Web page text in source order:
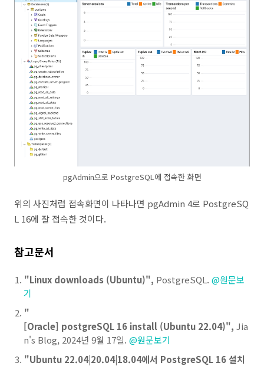
pgAdmin으로 PostgreSQL에 접속한 화면
위의 사진처럼 접속화면이 나타나면 pgAdmin 4로 PostgreSQ
L 16에 잘 접속한 것이다.
참고문서
"Linux downloads (Ubuntu)", PostgreSQL. @원문보
기
"
[Oracle] postgreSQL 16 install (Ubuntu 22.04)", Jia
n's Blog, 2024년 9월 17일. @원문보기
"Ubuntu 22.04|20.04|18.04에서 PostgreSQL 16 설치